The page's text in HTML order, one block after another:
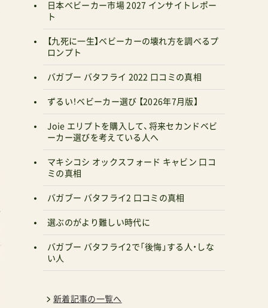
日本ベビーカー市場 2027 インサイトレポー
ト
【九死に一生】ベビーカーの壊れ方を調べるプ
ロンプト
バガブー バタフライ 2022 口コミの真相
ずるい！ベビーカー選び 【2026年7月版】
Joie エリプトを購入して、将来セカンドベビ
ーカー選びを考えている人へ
マキシコシ オックスフォード キャビン 口コ
ミの真相
バガブー バタフライ2 口コミの真相
選ぶのがより難しい時代に
バガブー バタフライ2で「後悔」する人・しな
い人
新着記事の一覧へ